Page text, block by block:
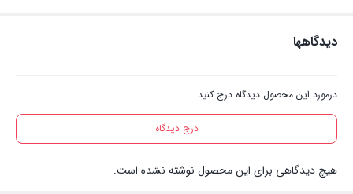
دیدگاهها
درمورد این محصول دیدگاه درج کنید.
درج دیدگاه
هیچ دیدگاهی برای این محصول نوشته نشده است.